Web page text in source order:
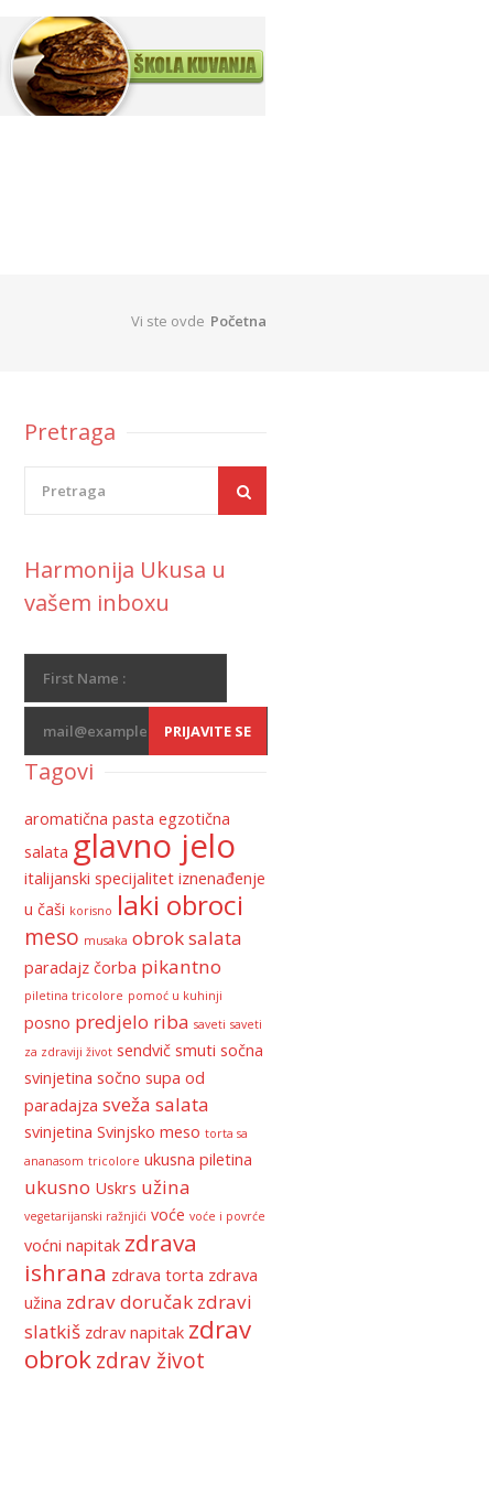
Vi ste ovde Početna
Pretraga
Harmonija Ukusa u
vašem inboxu
Tagovi
aromatična pasta egzotična
salata glavno jelo
italijanski specijalitet iznenađenje
u čaši korisno laki obroci
meso musaka obrok salata
paradajz čorba pikantno
piletina tricolore pomoć u kuhinji
posno predjelo riba saveti saveti
za zdraviji život sendvič smuti sočna
svinjetina sočno supa od
paradajza sveža salata
svinjetina Svinjsko meso torta sa
ananasom tricolore ukusna piletina
ukusno Uskrs užina
vegetarijanski ražnjići voće voće i povrće
voćni napitak zdrava
ishrana zdrava torta zdrava
užina zdrav doručak zdravi
slatkiš zdrav napitak zdrav
obrokzdrav život